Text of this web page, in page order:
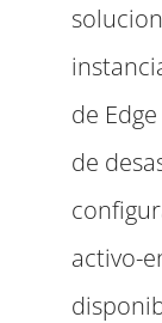
de
de
activo-